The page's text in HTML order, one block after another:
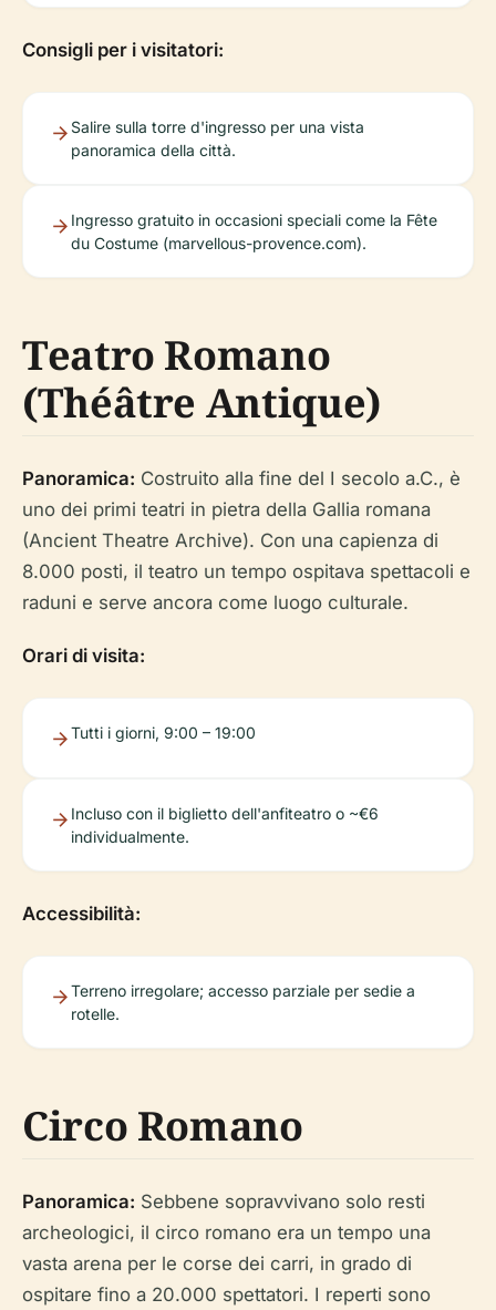
Consigli per i visitatori:
Salire sulla torre d'ingresso per una vista
panoramica della città.
Ingresso gratuito in occasioni speciali come la Fête
du Costume (marvellous-provence.com).
Teatro Romano
(Théâtre Antique)
Panoramica: Costruito alla fine del I secolo a.C., è
uno dei primi teatri in pietra della Gallia romana
(Ancient Theatre Archive). Con una capienza di
8.000 posti, il teatro un tempo ospitava spettacoli e
raduni e serve ancora come luogo culturale.
Orari di visita:
Tutti i giorni, 9:00 – 19:00
Incluso con il biglietto dell'anfiteatro o ~€6
individualmente.
Accessibilità:
Terreno irregolare; accesso parziale per sedie a
rotelle.
Circo Romano
Panoramica: Sebbene sopravvivano solo resti
archeologici, il circo romano era un tempo una
vasta arena per le corse dei carri, in grado di
ospitare fino a 20.000 spettatori. I reperti sono